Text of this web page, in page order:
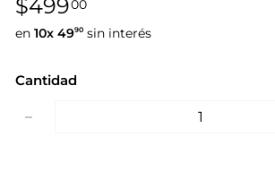
habitual
$49900$499,00
en 10x 4990 sin interés
Cantidad